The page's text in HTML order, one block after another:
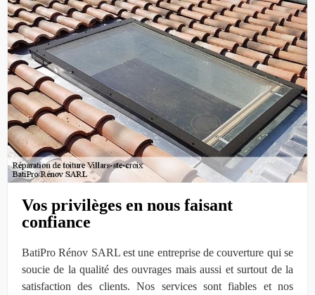
Vos privilèges en nous faisant
confiance
BatiPro Rénov SARL est une entreprise de couverture qui se
soucie de la qualité des ouvrages mais aussi et surtout de la
satisfaction des clients. Nos services sont fiables et nos